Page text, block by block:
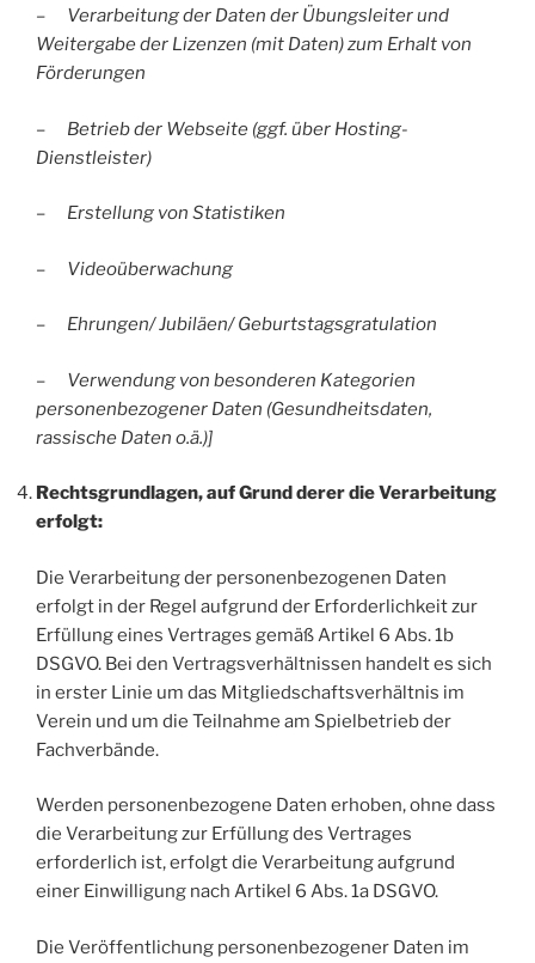
– Verarbeitung der Daten der Übungsleiter und
Weitergabe der Lizenzen (mit Daten) zum Erhalt von
Förderungen
– Betrieb der Webseite (ggf. über Hosting-
Dienstleister)
– Erstellung von Statistiken
– Videoüberwachung
– Ehrungen/ Jubiläen/ Geburtstagsgratulation
– Verwendung von besonderen Kategorien
personenbezogener Daten (Gesundheitsdaten,
rassische Daten o.ä.)]
Rechtsgrundlagen, auf Grund derer die Verarbeitung
erfolgt:
Die Verarbeitung der personenbezogenen Daten
erfolgt in der Regel aufgrund der Erforderlichkeit zur
Erfüllung eines Vertrages gemäß Artikel 6 Abs. 1b
DSGVO. Bei den Vertragsverhältnissen handelt es sich
in erster Linie um das Mitgliedschaftsverhältnis im
Verein und um die Teilnahme am Spielbetrieb der
Fachverbände.
Werden personenbezogene Daten erhoben, ohne dass
die Verarbeitung zur Erfüllung des Vertrages
erforderlich ist, erfolgt die Verarbeitung aufgrund
einer Einwilligung nach Artikel 6 Abs. 1a DSGVO.
Die Veröffentlichung personenbezogener Daten im